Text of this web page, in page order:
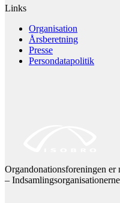
Links
Organisation
Årsberetning
Presse
Persondatapolitik
Organdonationsforeningen
–